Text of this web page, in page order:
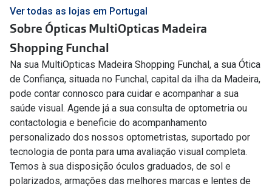
Ver todas as lojas em Portugal
Sobre Ópticas MultiOpticas Madeira
Shopping Funchal
Na sua MultiOpticas Madeira Shopping Funchal, a sua Ótica
de Confiança, situada no Funchal, capital da ilha da Madeira,
pode contar connosco para cuidar e acompanhar a sua
saúde visual. Agende já a sua consulta de optometria ou
contactologia e beneficie do acompanhamento
personalizado dos nossos optometristas, suportado por
tecnologia de ponta para uma avaliação visual completa.
Temos à sua disposição óculos graduados, de sol e
polarizados, armações das melhores marcas e lentes de